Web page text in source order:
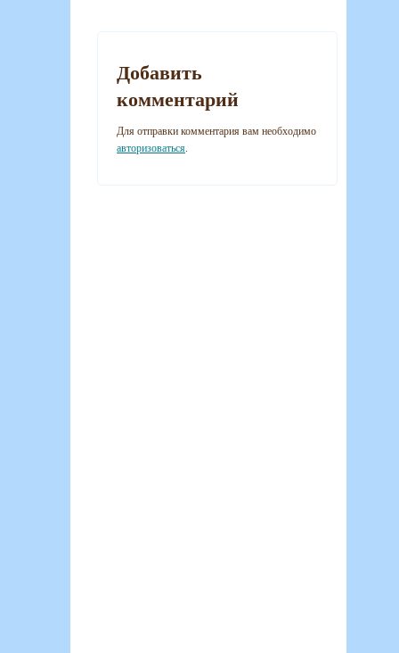
Добавить
комментарий
Для отправки комментария вам необходимо
авторизоваться.